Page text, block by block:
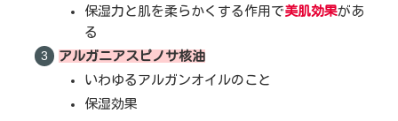
保湿力と肌を柔らかくする作用で美肌効果があ
る
アルガニアスピノサ核油
いわゆるアルガンオイルのこと
保湿効果